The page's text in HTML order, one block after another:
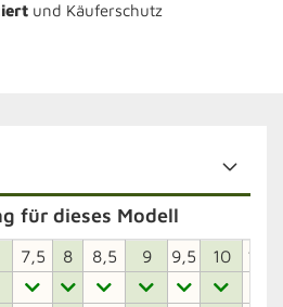
und Käuferschutz
für dieses Modell
7,5 8 8,5 9 9,5 10 10,5